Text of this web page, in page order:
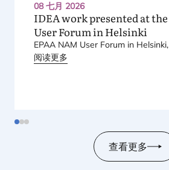
08 七月 2026
IDEAwork presented at the
User Forum in Helsinki
EPAA NAM User Forum in Helsinki,
阅读更多
查看更多